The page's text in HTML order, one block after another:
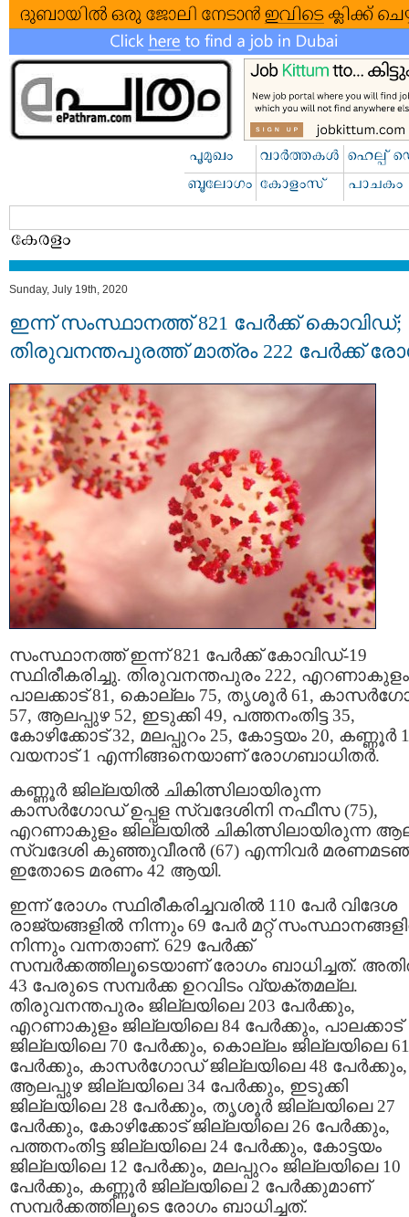
Sunday, July 19th, 2020
ഇന്ന് സംസ്ഥാനത്ത് 821 പേർക്ക് കൊവിഡ്;
തിരുവനന്തപുരത്ത് മാത്രം 222 പേർക്ക്
സംസ്ഥാനത്ത് ഇന്ന് 821 പേര്‍ക്ക് കോവിഡ്-19
സ്ഥിരീകരിച്ചു. തിരുവനന്തപുരം 222, എറണാകുളം
പാലക്കാട് 81, കൊല്ലം 75, തൃശൂര്‍ 61,
57, ആലപ്പുഴ 52, ഇടുക്കി 49, പത്തനംതിട്ട 35,
കോഴിക്കോട് 32, മലപ്പുറം 25, കോട്ടയം 20, കണ്ണൂര്‍
വയനാട് 1 എന്നിങ്ങനെയാണ് രോഗബാധിതർ.
കണ്ണൂര്‍ ജില്ലയില്‍ ചികിത്സിലായിരുന്ന
കാസര്‍ഗോഡ് ഉപ്പള സ്വദേശിനി നഫീസ (75),
എറണാകുളം ജില്ലയില്‍ ചികിത്സിലായിരുന്ന
സ്വദേശി കുഞ്ഞുവീരന്‍ (67) എന്നിവർ
ഇതോടെ മരണം 42 ആയി.
ഇന്ന് രോഗം സ്ഥിരീകരിച്ചവരില്‍ 110 പേര്‍ വിദേശ
രാജ്യങ്ങളില്‍ നിന്നും 69 പേര്‍ മറ്റ്
നിന്നും വന്നതാണ്. 629 പേര്‍ക്ക്
സമ്പര്‍ക്കത്തിലൂടെയാണ് രോഗം ബാധിച്ചത്.
43 പേരുടെ സമ്പര്‍ക്ക ഉറവിടം വ്യക്തമല്ല.
തിരുവനന്തപുരം ജില്ലയിലെ 203 പേര്‍ക്കും,
എറണാകുളം ജില്ലയിലെ 84 പേര്‍ക്കും, പാലക്കാട്
ജില്ലയിലെ 70 പേര്‍ക്കും, കൊല്ലം ജില്ലയിലെ 61
പേര്‍ക്കും, കാസര്‍ഗോഡ് ജില്ലയിലെ 48 പേര്‍ക്കും,
ആലപ്പുഴ ജില്ലയിലെ 34 പേര്‍ക്കും, ഇടുക്കി
ജില്ലയിലെ 28 പേര്‍ക്കും, തൃശൂര്‍ ജില്ലയിലെ 27
പേര്‍ക്കും, കോഴിക്കോട് ജില്ലയിലെ 26 പേര്‍ക്കും,
പത്തനംതിട്ട ജില്ലയിലെ 24 പേര്‍ക്കും, കോട്ടയം
ജില്ലയിലെ 12 പേര്‍ക്കും, മലപ്പുറം ജില്ലയിലെ 10
പേര്‍ക്കും, കണ്ണൂര്‍ ജില്ലയിലെ 2 പേര്‍ക്കുമാണ്
സമ്പര്‍ക്കത്തിലൂടെ രോഗം ബാധിച്ചത്.